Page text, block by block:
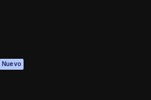
Nuevo